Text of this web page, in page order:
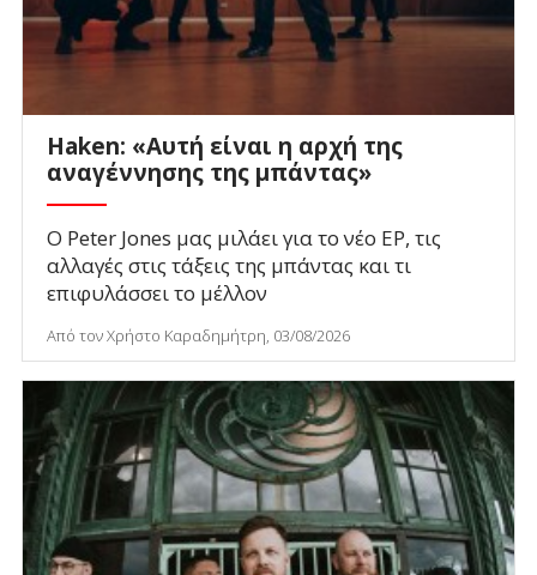
Haken: «Αυτή είναι η αρχή της
αναγέννησης της μπάντας»
Ο Peter Jones μας μιλάει για το νέο EP, τις
αλλαγές στις τάξεις της μπάντας και τι
επιφυλάσσει το μέλλον
Από τον Χρήστο Καραδημήτρη, 03/08/2026